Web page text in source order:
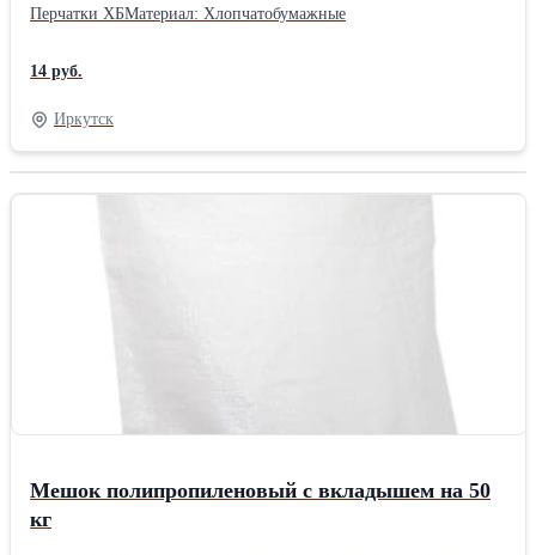
Перчатки ХБМатериал: Хлопчатобумажные
14 руб.
Иркутск
Мешок полипропиленовый с вкладышем на 50
кг